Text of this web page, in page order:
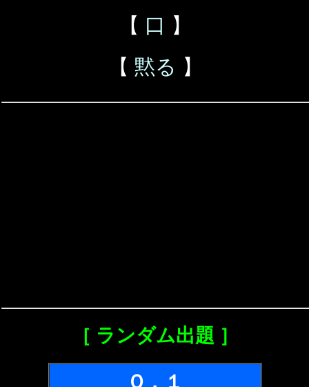
【 口 】
【 黙る 】
［ ランダム出題 ］
Ｑ．１